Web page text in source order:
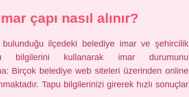
çapı nasıl alınır?
bulunduğu ilçedeki belediye imar ve şehircilik
bilgilerini kullanarak imar durumunu
Birçok belediye web siteleri üzerinden online
Tapu bilgilerinizi girerek hızlı sonuçlar